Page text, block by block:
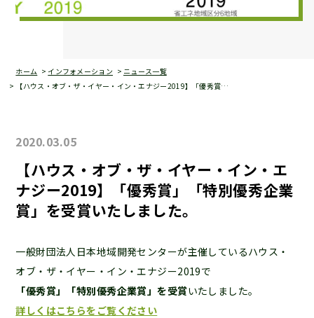
ホーム インフォメーション
ニュース一覧
【ハウス・オブ・ザ・イヤー・イン・エナジー2019】「優秀賞…
2020.03.05
【ハウス・オブ・ザ・イヤー・イン・エ
ナジー2019】「優秀賞」「特別優秀企業
賞」を受賞いたしました。
一般財団法人日本地域開発センターが主催しているハウス・
オブ・ザ・イヤー・イン・エナジー2019で
「優秀賞」「特別優秀企業賞」を受賞いたしました。
詳しくはこちらをご覧ください